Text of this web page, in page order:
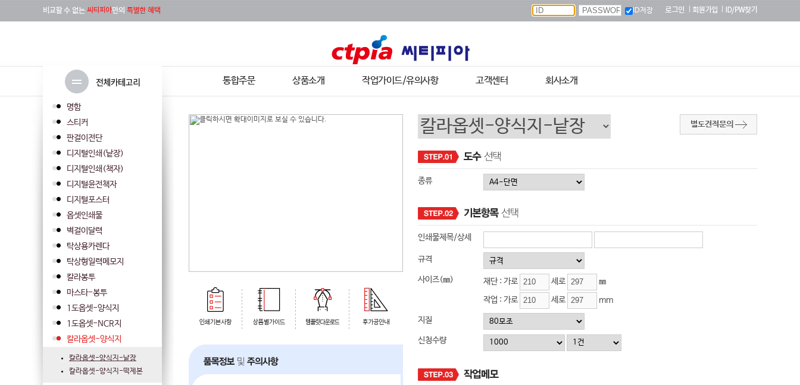
ID저장
통합주문 상품소개 작업가이드/유의사항 고객센터 회사소개
명함
스티커
판걸이전단
디지털인쇄(낱장)
디지털인쇄(책자)
디지털윤전책자
디지털포스터
옵셋인쇄물
벽걸이달력
탁상용카렌다
탁상형일력메모지
칼라봉투
마스타-봉투
1도옵셋-양식지
1도옵셋-NCR지
칼라옵셋-양식지
칼라옵셋-양식지-낱장
칼라옵셋-양식지-떡제본
별도견적문의
종류
인쇄물제목/상세
규격
사이즈(㎜) 재단 : 가로 세로
㎜
작업 : 가로
세로 mm
지질
신청수량